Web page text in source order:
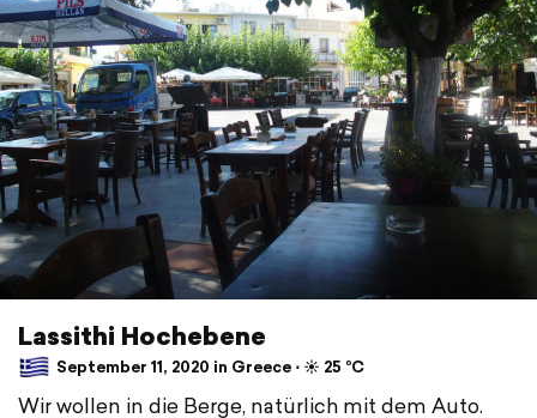
Lassithi Hochebene
September 11, 2020 in Greece ⋅ ☀️ 25 °C
Wir wollen in die Berge, natürlich mit dem Auto.